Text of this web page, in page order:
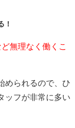
！
無理なく働くこ
められるので、ひ
ッフが非常に多い